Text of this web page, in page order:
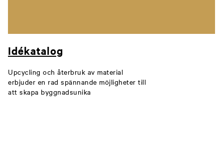
Idékatalog
Upcycling och återbruk av material
erbjuder en rad spännande möjligheter till
att skapa byggnadsunika